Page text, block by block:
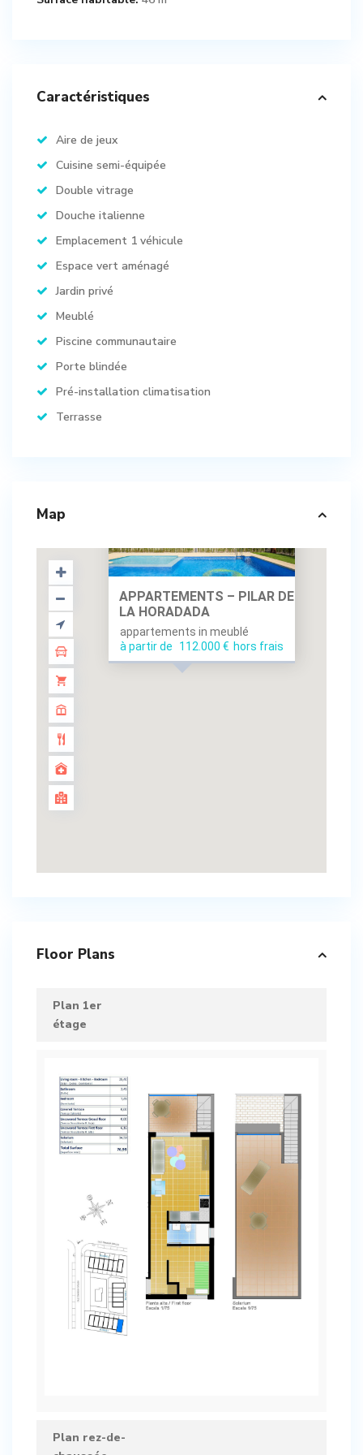
Caractéristiques
Aire de jeux
Cuisine semi-équipée
Double vitrage
Douche italienne
Emplacement 1 véhicule
Espace vert aménagé
Jardin privé
Meublé
Piscine communautaire
Porte blindée
Pré-installation climatisation
Terrasse
Map
APPARTEMENTS – PILAR DE
LA HORADADA
appartements in meublé
à partir de
112.000 € hors frais
Floor Plans
Plan 1er
étage
Plan rez-de-